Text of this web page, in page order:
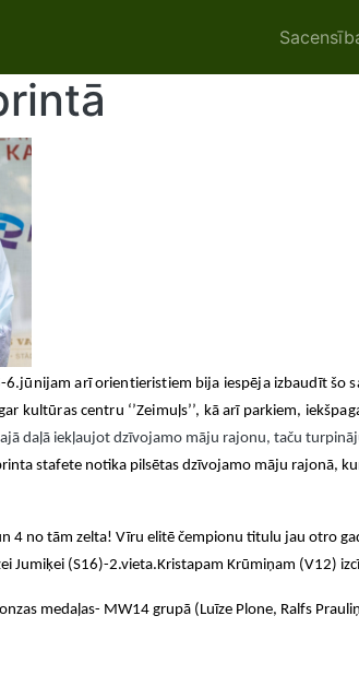
arī orientieristiem bija iespēja izbaudīt šo
kultūras centru ‘’Zeimuļs’’, kā arī parkiem,
daļā iekļaujot dzīvojamo māju rajonu, taču
stafete notika pilsētas dzīvojamo māju rajonā,
4 no tām zelta! Vīru elitē čempionu titulu jau otro
Jumiķei (S16)-2.vieta.Kristapam Krūmiņam (V12)
medaļas- MW14 grupā (Luīze Plone, Ralfs